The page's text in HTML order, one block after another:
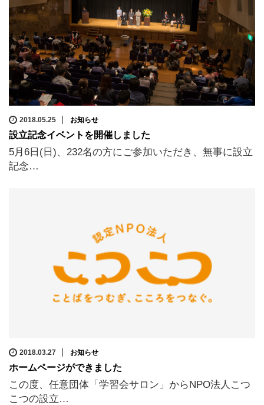
2018.05.25 お知らせ
設立記念イベントを開催しました
5月6日(日)、232名の方にご参加いただき、無事に設立
記念…
2018.03.27 お知らせ
ホームページができました
この度、任意団体「学習会サロン」からNPO法人こつ
こつの設立…